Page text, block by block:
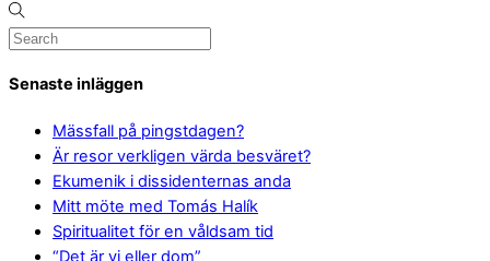
Senaste inläggen
Mässfall på pingstdagen?
Är resor verkligen värda besväret?
Ekumenik i dissidenternas anda
Mitt möte med Tomás Halík
Spiritualitet för en våldsam tid
“Det är vi eller dom”